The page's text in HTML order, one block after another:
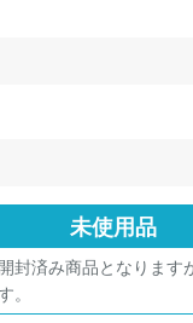
未使用品
封済み商品となります
。
」など
など